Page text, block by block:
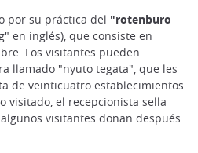
por su práctica del "rotenburo
en inglés), que consiste en
Los visitantes pueden
llamado "nyuto tegata", que les
de veinticuatro establecimientos
visitado, el recepcionista sella
visitantes donan después